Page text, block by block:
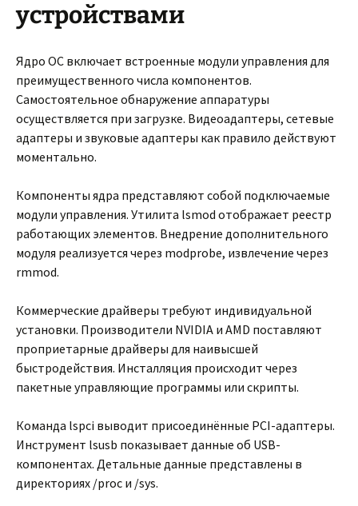
устройствами
Ядро ОС включает встроенные модули управления для
преимущественного числа компонентов.
Самостоятельное обнаружение аппаратуры
осуществляется при загрузке. Видеоадаптеры, сетевые
адаптеры и звуковые адаптеры как правило действуют
моментально.
Компоненты ядра представляют собой подключаемые
модули управления. Утилита lsmod отображает реестр
работающих элементов. Внедрение дополнительного
модуля реализуется через modprobe, извлечение через
rmmod.
Коммерческие драйверы требуют индивидуальной
установки. Производители NVIDIA и AMD поставляют
проприетарные драйверы для наивысшей
быстродействия. Инсталляция происходит через
пакетные управляющие программы или скрипты.
Команда lspci выводит присоединённые PCI-адаптеры.
Инструмент lsusb показывает данные об USB-
компонентах. Детальные данные представлены в
директориях /proc и /sys.